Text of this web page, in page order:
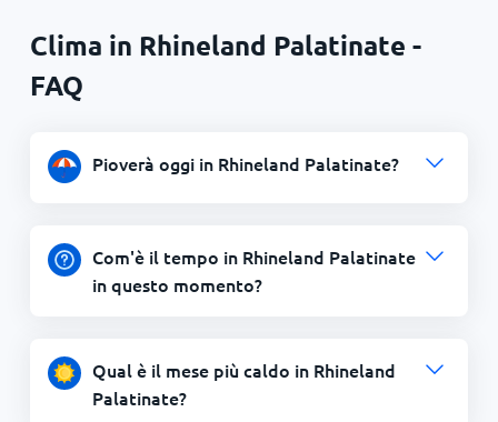
Clima in Rhineland Palatinate -
FAQ
Pioverà oggi in Rhineland Palatinate?
Com'è il tempo in Rhineland Palatinate
in questo momento?
Qual è il mese più caldo in Rhineland
Palatinate?